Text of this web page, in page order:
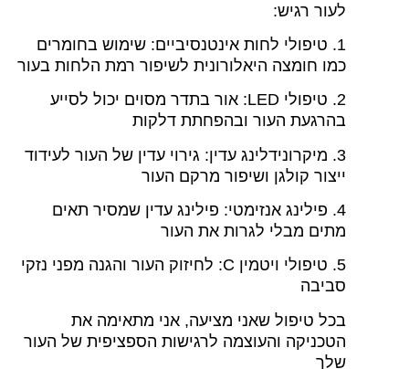
לעור רגיש:
1. טיפולי לחות אינטנסיביים: שימוש בחומרים
כמו חומצה היאלורונית לשיפור רמת הלחות בעור
2. טיפולי LED: אור בתדר מסוים יכול לסייע
בהרגעת העור ובהפחתת דלקות
3. מיקרונידלינג עדין: גירוי עדין של העור לעידוד
ייצור קולגן ושיפור מרקם העור
4. פילינג אנזימטי: פילינג עדין שמסיר תאים
מתים מבלי לגרות את העור
5. טיפולי ויטמין C: לחיזוק העור והגנה מפני נזקי
סביבה
בכל טיפול שאני מציעה, אני מתאימה את
הטכניקה והעוצמה לרגישות הספציפית של העור
שלך